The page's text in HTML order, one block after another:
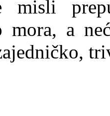
misli
mora, a
ko,